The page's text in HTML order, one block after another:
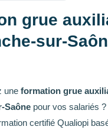
grue
sur-
une formation grue
Saône pour vos salariés ?
certifié Qualiopi